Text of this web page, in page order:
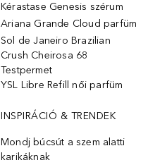
Kérastase Genesis szérum
Ariana Grande Cloud parfüm
Sol de Janeiro Brazilian
Crush Cheirosa 68
Testpermet
YSL Libre Refill női parfüm
INSPIRÁCIÓ & TRENDEK
Mondj búcsút a szem alatti
karikáknak